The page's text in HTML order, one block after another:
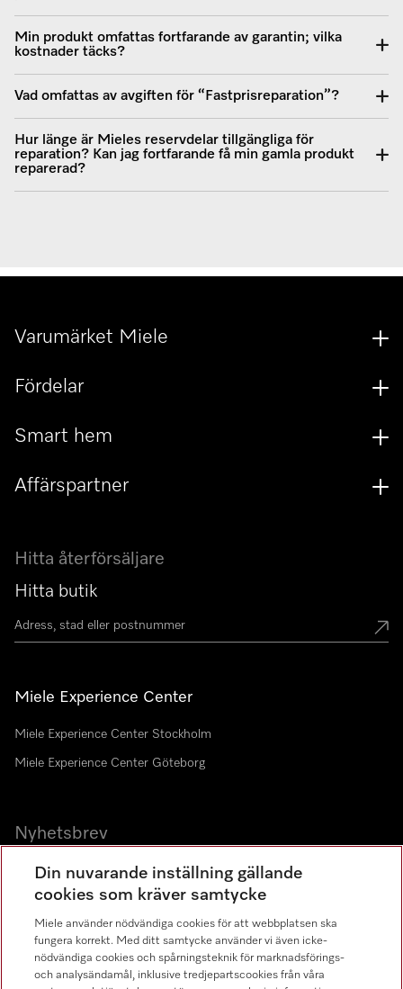
Min produkt omfattas fortfarande av garantin; vilka
kostnader täcks?
Vad omfattas av avgiften för “Fastprisreparation”?
Hur länge är Mieles reservdelar tillgängliga för
reparation? Kan jag fortfarande få min gamla produkt
reparerad?
Hitta återförsäljare
Hitta butik
Miele Experience Center
Miele Experience Center Stockholm
Miele Experience Center Göteborg
Nyhetsbrev
Gå med i vår gemenskap
Varumärket Miele
Fördelar
Smart hem
Affärspartner
Din nuvarande inställning gällande
cookies som kräver samtycke
Miele använder nödvändiga cookies för att webbplatsen ska
fungera korrekt. Med ditt samtycke använder vi även icke-
nödvändiga cookies och spårningsteknik för marknadsförings-
och analysändamål, inklusive tredjepartscookies från våra